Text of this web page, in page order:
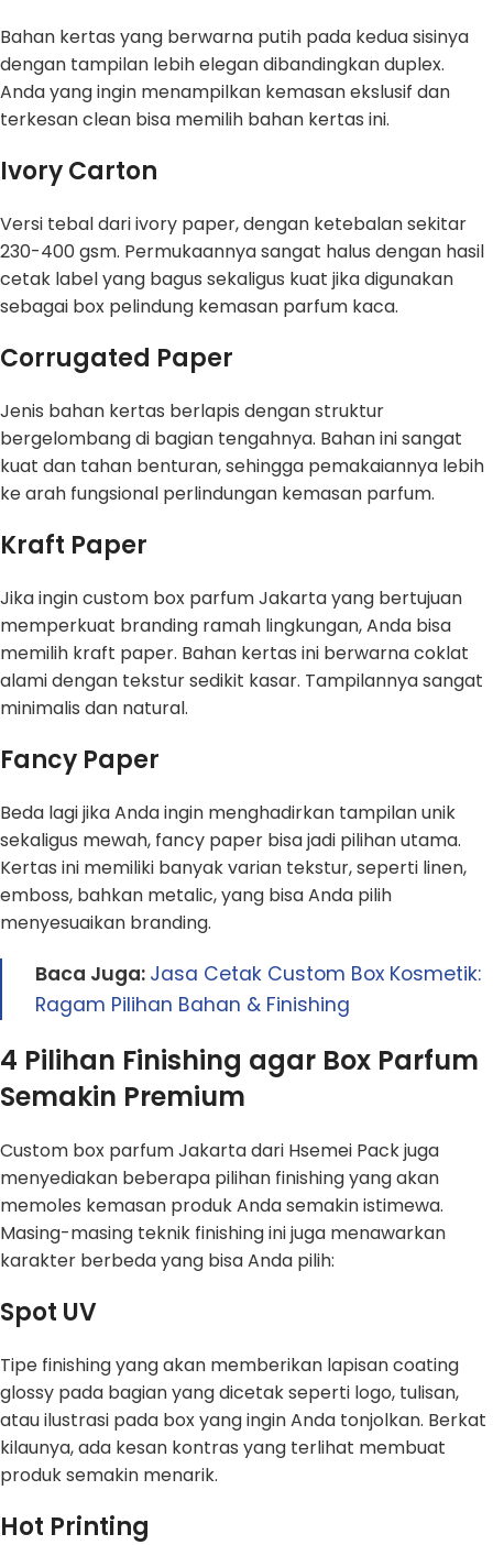
Bahan kertas yang berwarna putih pada kedua sisinya
dengan tampilan lebih elegan dibandingkan duplex.
Anda yang ingin menampilkan kemasan ekslusif dan
terkesan clean bisa memilih bahan kertas ini.
Ivory Carton
Versi tebal dari ivory paper, dengan ketebalan sekitar
230-400 gsm. Permukaannya sangat halus dengan hasil
cetak label yang bagus sekaligus kuat jika digunakan
sebagai box pelindung kemasan parfum kaca.
Corrugated Paper
Jenis bahan kertas berlapis dengan struktur
bergelombang di bagian tengahnya. Bahan ini sangat
kuat dan tahan benturan, sehingga pemakaiannya lebih
ke arah fungsional perlindungan kemasan parfum.
Kraft Paper
Jika ingin custom box parfum Jakarta yang bertujuan
memperkuat branding ramah lingkungan, Anda bisa
memilih kraft paper. Bahan kertas ini berwarna coklat
alami dengan tekstur sedikit kasar. Tampilannya sangat
minimalis dan natural.
Fancy Paper
Beda lagi jika Anda ingin menghadirkan tampilan unik
sekaligus mewah, fancy paper bisa jadi pilihan utama.
Kertas ini memiliki banyak varian tekstur, seperti linen,
emboss, bahkan metalic, yang bisa Anda pilih
menyesuaikan branding.
Baca Juga: Jasa Cetak Custom Box Kosmetik:
Ragam Pilihan Bahan & Finishing
4 Pilihan Finishing agar Box Parfum
Semakin Premium
Custom box parfum Jakarta dari Hsemei Pack juga
menyediakan beberapa pilihan finishing yang akan
memoles kemasan produk Anda semakin istimewa.
Masing-masing teknik finishing ini juga menawarkan
karakter berbeda yang bisa Anda pilih:
Spot UV
Tipe finishing yang akan memberikan lapisan coating
glossy pada bagian yang dicetak seperti logo, tulisan,
atau ilustrasi pada box yang ingin Anda tonjolkan. Berkat
kilaunya, ada kesan kontras yang terlihat membuat
produk semakin menarik.
Hot Printing